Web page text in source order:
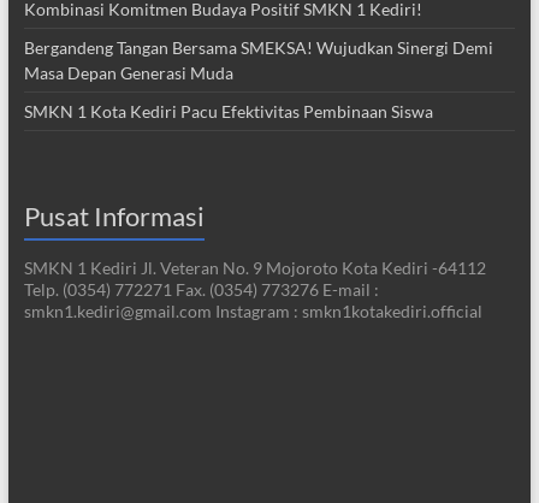
Kombinasi Komitmen Budaya Positif SMKN 1 Kediri!
Bergandeng Tangan Bersama SMEKSA! Wujudkan Sinergi Demi
Masa Depan Generasi Muda
SMKN 1 Kota Kediri Pacu Efektivitas Pembinaan Siswa
Pusat Informasi
SMKN 1 Kediri Jl. Veteran No. 9 Mojoroto Kota Kediri -64112
Telp. (0354) 772271 Fax. (0354) 773276 E-mail :
smkn1.kediri@gmail.com Instagram : smkn1kotakediri.official